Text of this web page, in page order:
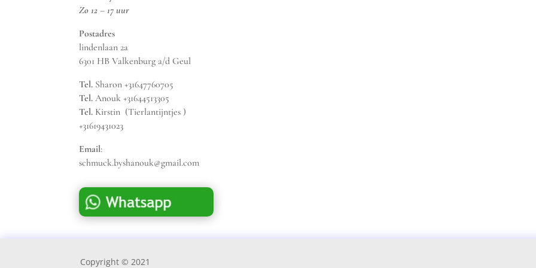
Zo 12 – 17 uur
Postadres
lindenlaan 2a
6301 HB Valkenburg a/d Geul
Tel. Sharon +31647760705
Tel. Anouk +31644513305
Tel. Kirstin (Tierlantijntjes )
+31619431023
Email:
schmuck.byshanouk@gmail.com
Copyright © 2021